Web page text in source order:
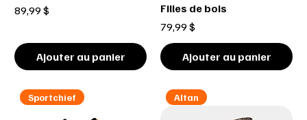
Prix
89,99 $
Ajouter au panier
Filles de bois
Prix
79,99 $
Ajouter au panier
Sportchief Altan